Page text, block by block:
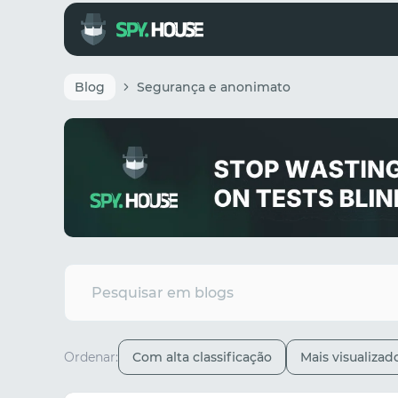
Blog Segurança e anonimato
Ordenar: Com alta classificação Mais